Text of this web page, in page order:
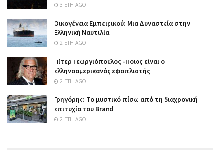
3 ΈΤΗ AGO
Οικογένεια Εμπειρικού: Μια Δυναστεία στην
Ελληνική Ναυτιλία
2 ΈΤΗ AGO
Πίτερ Γεωργιόπουλος -Ποιος είναι ο
ελληνοαμερικανός εφοπλιστής
2 ΈΤΗ AGO
Γρηγόρης: Το μυστικό πίσω από τη διαχρονική
επιτυχία του Brand
2 ΈΤΗ AGO